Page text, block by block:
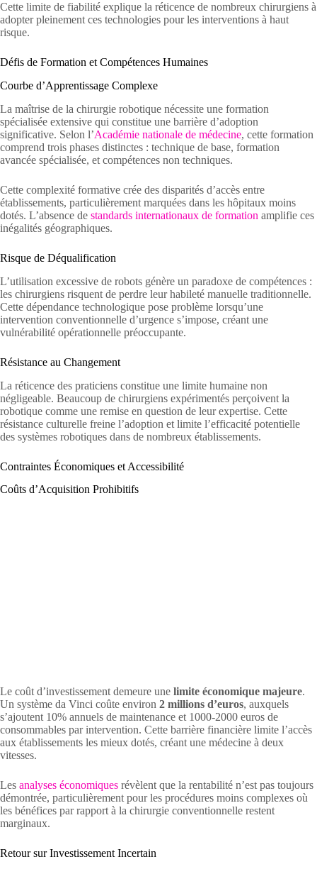
Cette limite de fiabilité explique la réticence de nombreux chirurgiens à
adopter pleinement ces technologies pour les interventions à haut
risque.
Défis de Formation et Compétences Humaines
Courbe d’Apprentissage Complexe
La maîtrise de la chirurgie robotique nécessite une formation
spécialisée extensive qui constitue une barrière d’adoption
significative. Selon l’Académie nationale de médecine, cette formation
comprend trois phases distinctes : technique de base, formation
avancée spécialisée, et compétences non techniques.
Cette complexité formative crée des disparités d’accès entre
établissements, particulièrement marquées dans les hôpitaux moins
dotés. L’absence de standards internationaux de formation amplifie ces
inégalités géographiques.
Risque de Déqualification
L’utilisation excessive de robots génère un paradoxe de compétences :
les chirurgiens risquent de perdre leur habileté manuelle traditionnelle.
Cette dépendance technologique pose problème lorsqu’une
intervention conventionnelle d’urgence s’impose, créant une
vulnérabilité opérationnelle préoccupante.
Résistance au Changement
La réticence des praticiens constitue une limite humaine non
négligeable. Beaucoup de chirurgiens expérimentés perçoivent la
robotique comme une remise en question de leur expertise. Cette
résistance culturelle freine l’adoption et limite l’efficacité potentielle
des systèmes robotiques dans de nombreux établissements.
Contraintes Économiques et Accessibilité
Coûts d’Acquisition Prohibitifs
Le coût d’investissement demeure une limite économique majeure.
Un système da Vinci coûte environ 2 millions d’euros, auxquels
s’ajoutent 10% annuels de maintenance et 1000-2000 euros de
consommables par intervention. Cette barrière financière limite l’accès
aux établissements les mieux dotés, créant une médecine à deux
vitesses.
Les analyses économiques révèlent que la rentabilité n’est pas toujours
démontrée, particulièrement pour les procédures moins complexes où
les bénéfices par rapport à la chirurgie conventionnelle restent
marginaux.
Retour sur Investissement Incertain